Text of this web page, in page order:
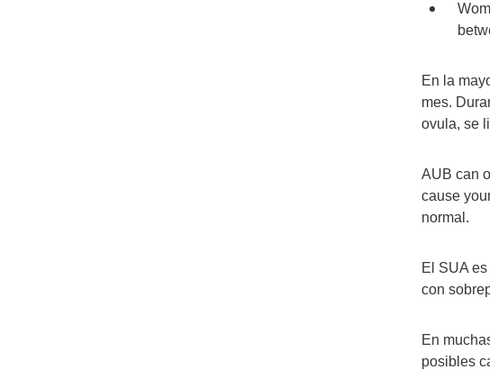
En la
mes.
ovula, se
AUB can
cause
normal.
El SUA
con
En
posibles